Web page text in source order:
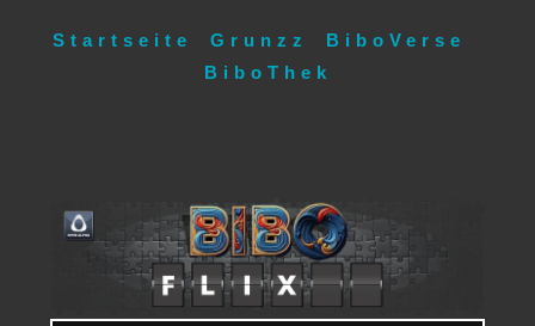
Startseite Grunzz
BiboVerse
BiboThek